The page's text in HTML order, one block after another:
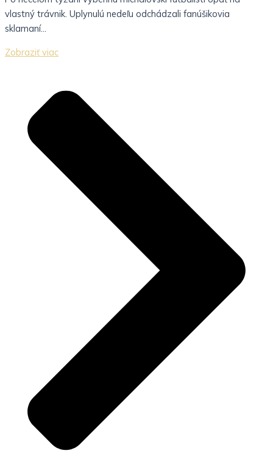
vlastný trávnik. Uplynulú nedeľu odchádzali fanúšikovia
sklamaní...
Zobraziť viac